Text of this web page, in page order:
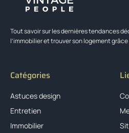
Tout savoir sur les dernières tendances
l’immobilier et trouver son logement
Catégories
Astuces design
Entretien
Immobilier